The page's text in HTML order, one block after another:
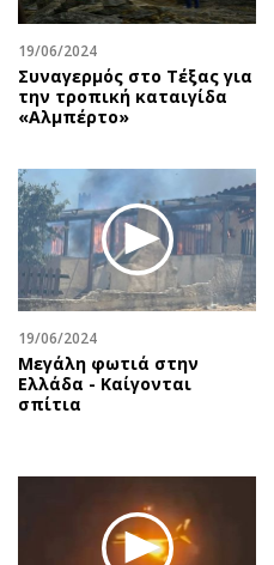
19/06/2024
Συναγερμός στο Τέξας για
την τροπική καταιγίδα
«Αλμπέρτο»
19/06/2024
Μεγάλη φωτιά στην
Ελλάδα - Καίγονται
σπίτια